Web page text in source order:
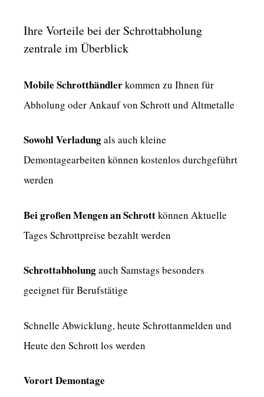
Ihre Vorteile bei der Schrottabholung
zentrale im Überblick
Mobile Schrotthändlerkommen zu Ihnen für
Abholung oder Ankauf von Schrott und Altmetalle
Sowohl Verladungals auch kleine
Demontagearbeiten können kostenlos durchgeführt
werden
Bei großen Mengen an Schrottkönnen Aktuelle
Tages Schrottpreise bezahlt werden
Schrottabholungauch Samstags besonders
geeignet für Berufstätige
Schnelle Abwicklung, heute Schrottanmelden und
Heute den Schrott los werden
Vorort Demontage